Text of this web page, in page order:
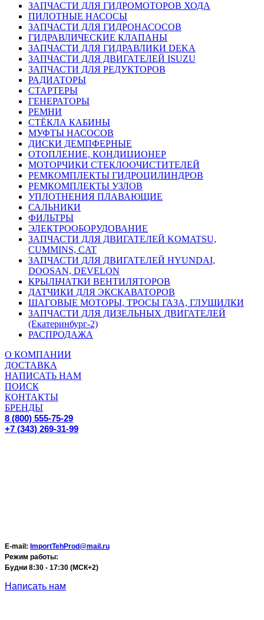
ЗАПЧАСТИ ДЛЯ ГИДРОМОТОРОВ ХОДА
ПИЛОТНЫЕ НАСОСЫ
ЗАПЧАСТИ ДЛЯ ГИДРОНАСОСОВ
ГИДРАВЛИЧЕСКИЕ КЛАПАНЫ
ЗАПЧАСТИ ДЛЯ ГИДРАВЛИКИ DEKA
ЗАПЧАСТИ ДЛЯ ДВИГАТЕЛЕЙ ISUZU
ЗАПЧАСТИ ДЛЯ РЕДУКТОРОВ
РАДИАТОРЫ
СТАРТЕРЫ
ГЕНЕРАТОРЫ
РЕМНИ
СТЁКЛА КАБИНЫ
МУФТЫ НАСОСОВ
ДИСКИ ДЕМПФЕРНЫЕ
ОТОПЛЕНИЕ, КОНДИЦИОНЕР
МОТОРЧИКИ СТЕКЛООЧИСТИТЕЛЕЙ
РЕМКОМПЛЕКТЫ ГИДРОЦИЛИНДРОВ
РЕМКОМПЛЕКТЫ УЗЛОВ
УПЛОТНЕНИЯ ПЛАВАЮЩИЕ
САЛЬНИКИ
ФИЛЬТРЫ
ЭЛЕКТРООБОРУДОВАНИЕ
ЗАПЧАСТИ ДЛЯ ДВИГАТЕЛЕЙ KOMATSU,
CUMMINS, CAT
ЗАПЧАСТИ ДЛЯ ДВИГАТЕЛЕЙ HYUNDAI,
DOOSAN, DEVELON
КРЫЛЬЧАТКИ ВЕНТИЛЯТОРОВ
ДАТЧИКИ ДЛЯ ЭКСКАВАТОРОВ
ШАГОВЫЕ МОТОРЫ, ТРОСЫ ГАЗА, ГЛУШИЛКИ
ЗАПЧАСТИ ДЛЯ ДИЗЕЛЬНЫХ ДВИГАТЕЛЕЙ
(Екатеринбург-2)
РАСПРОДАЖА
О КОМПАНИИ
ДОСТАВКА
НАПИСАТЬ НАМ
ПОИСК
КОНТАКТЫ
БРЕНДЫ
8 (800) 555-75-29
+7 (343) 269-31-99
E-mail: ImportTehProd@mail.ru
Режим работы:
Будни 8:30 - 17:30 (МСК+2)
Написать нам